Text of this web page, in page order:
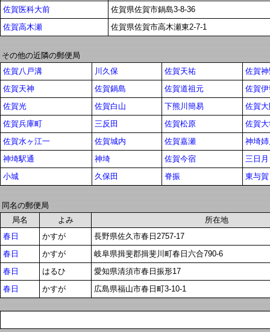
佐賀医科大前
佐賀県佐賀市鍋島3-8-36
佐賀高木瀬
佐賀県佐賀市高木瀬東2-7-1
その他の近隣の郵便局
佐賀八戸溝
川久保 佐賀天祐
佐賀
佐賀天神
佐賀鍋島 佐賀道祖元
佐賀
佐賀光
佐賀白山 下熊川簡易
佐賀
佐賀兵庫町
三反田 佐賀松原
佐賀
佐賀水ヶ江一
佐賀城内 佐賀嘉瀬
神埼
神埼駅通
神埼 佐賀今宿
三日月
小城
久保田 脊振 東与賀
同名の郵便局
局名
よみ
所在地
春日
かすが
長野県佐久市春日2757-17
春日
かすが
岐阜県揖斐郡揖斐川町春日六合790-6
春日
はるひ
愛知県清須市春日振形17
春日
かすが 広島県福山市春日町3-10-1